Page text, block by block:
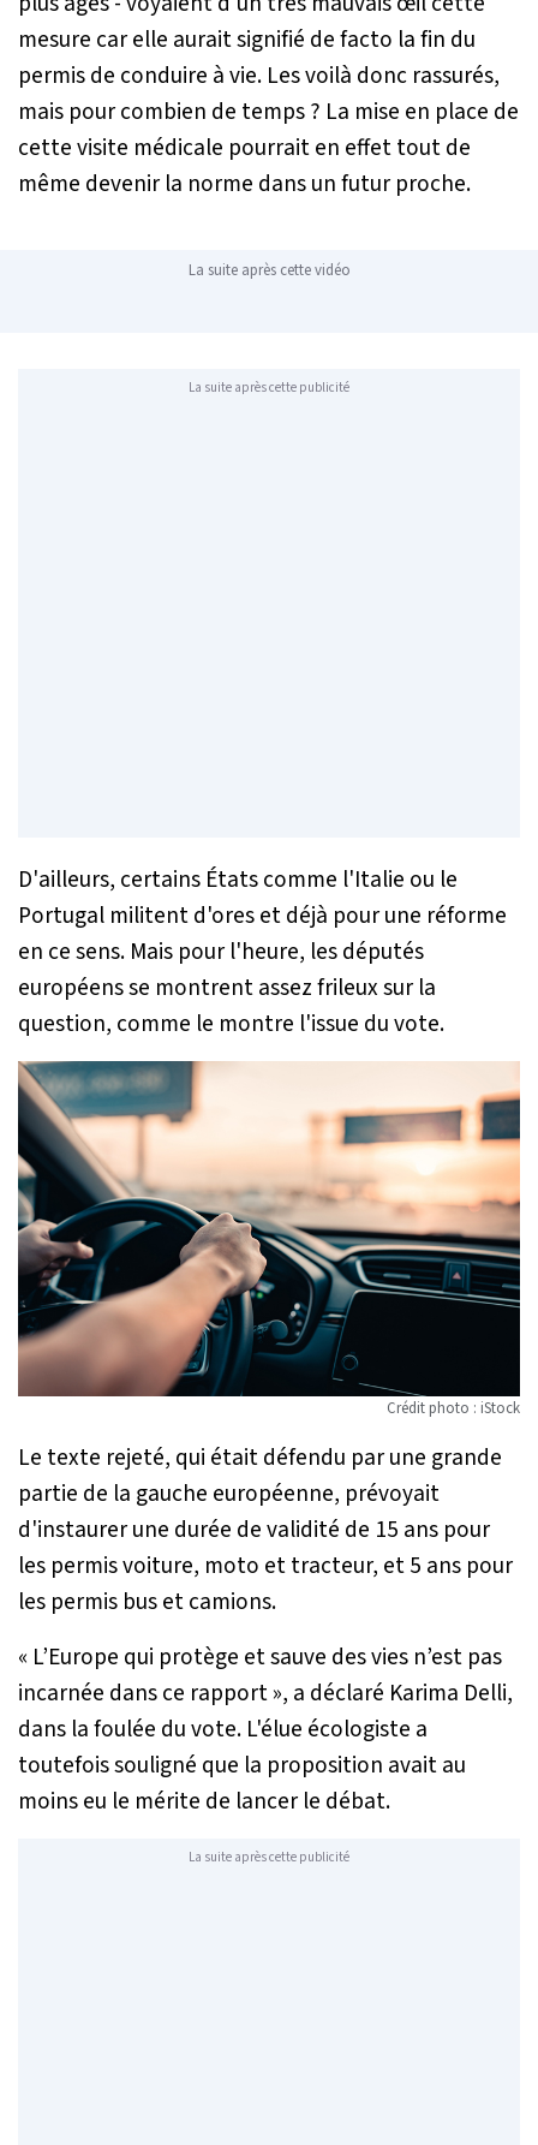
mesure car elle aurait signifié de facto la fin du
permis de conduire à vie. Les voilà donc rassurés,
mais pour combien de temps ? La mise en place de
cette visite médicale pourrait en effet tout de
même devenir la norme dans un futur proche.
La suite après cette vidéo
La suite après cette publicité
D'ailleurs, certains États comme l'Italie ou le
Portugal militent d'ores et déjà pour une réforme
en ce sens. Mais pour l'heure, les députés
européens se montrent assez frileux sur la
question, comme le montre l'issue du vote.
Crédit photo : iStock
Le texte rejeté, qui était défendu par une grande
partie de la gauche européenne, prévoyait
d'instaurer une durée de validité de 15 ans pour
les permis voiture, moto et tracteur, et 5 ans pour
les permis bus et camions.
« L’Europe qui protège et sauve des vies n’est pas
incarnée dans ce rapport», a déclaré Karima Delli,
dans la foulée du vote. L'élue écologiste a
toutefois souligné que la proposition avait au
moins eu le mérite de lancer le débat.
La suite après cette publicité